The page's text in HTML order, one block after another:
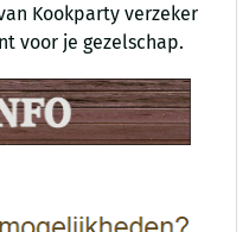
Kookparty verzeker
voor je gezelschap.